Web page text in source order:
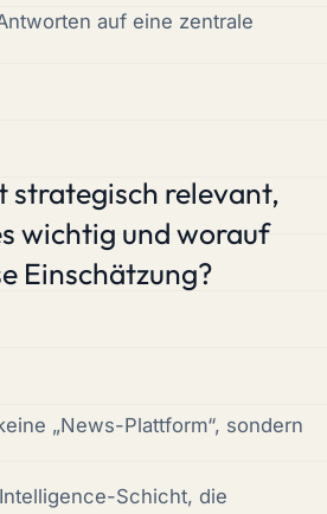
auf eine zentrale
strategisch relevant,
wichtig und worauf
Einschätzung?
„News-Plattform“, sondern
Schicht, die